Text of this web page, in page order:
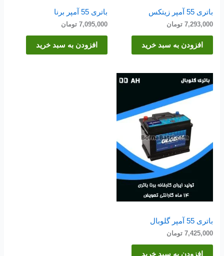
باتری 55 آمپر زیتکس
7,293,000 تومان
افزودن به سبد خرید
باتری 55 آمپر برنا
7,095,000 تومان
افزودن به سبد خرید
باتری 55 آمپر گلوبال
7,425,000 تومان
افزودن به سبد خرید